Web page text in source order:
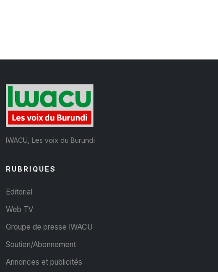
IWACU, Les voix du Burundi
RUBRIQUES
Editorial
Web TV
Groupe de presse IWACU
Soutien/Abonnement
Annonces et publicités